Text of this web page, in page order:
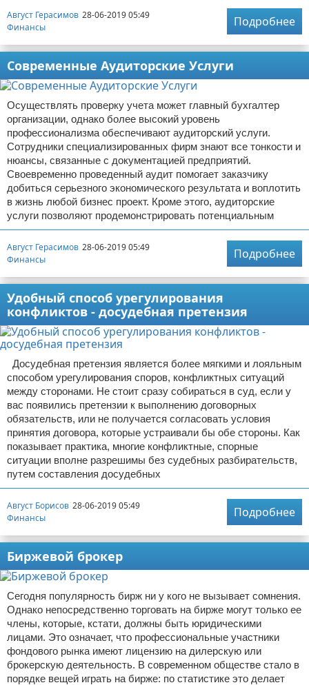
Август Герасимов 28-06-2019 05:49
Финансы
Подробнее
Современные Аудиторские Услуги
Осуществлять проверку учета может главный бухгалтер
организации, однако более высокий уровень
профессионализма обеспечивают аудиторский услуги.
Сотрудники специализированных фирм знают все тонкости и
нюансы, связанные с документацией предприятий.
Своевременно проведенный аудит помогает заказчику
добиться серьезного экономического результата и воплотить
в жизнь любой бизнес проект. Кроме этого, аудиторские
услуги позволяют продемонстрировать потенциальным
Август Герасимов 28-06-2019 05:49
Финансы
Подробнее
Удобный способ урегулирования
конфликтов - досудебная претензия
Досудебная претензия является более мягкими и лояльным
способом урегулирования споров, конфликтных ситуаций
между сторонами. Не стоит сразу собираться в суд, если у
вас появились претензии к выполнению договорных
обязательств, или не получается согласовать условия
принятия договора, которые устраивали бы обе стороны. Как
показывает практика, многие конфликтные, спорные
ситуации вполне разрешимы без судебных разбирательств,
путем составления досудебных
Август Борисов 28-06-2019 05:49
Финансы
Подробнее
Биржевой брокер
Сегодня популярность бирж ни у кого не вызывает сомнения.
Однако непосредственно торговать на бирже могут только ее
члены, которые, кстати, должны быть юридическими
лицами. Это означает, что профессиональные участники
фондового рынка имеют лицензию на дилерскую или
брокерскую деятельность. В современном обществе стало в
порядке вещей играть на бирже: по статистике это делает